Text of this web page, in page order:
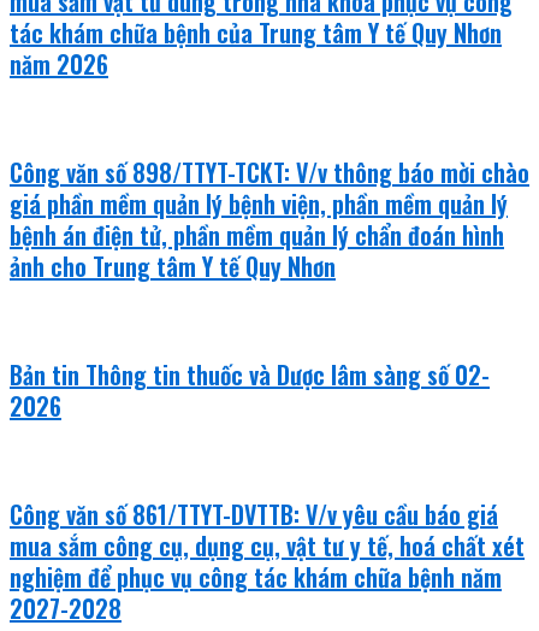
tác khám chữa bệnh của Trung tâm Y tế Quy Nhơn
năm 2026
Công văn số 898/TTYT-TCKT: V/v thông báo mời chào
giá phần mềm quản lý bệnh viện, phần mềm quản lý
bệnh án điện tử, phần mềm quản lý chẩn đoán hình
ảnh cho Trung tâm Y tế Quy Nhơn
Bản tin Thông tin thuốc và Dược lâm sàng số 02-
2026
Công văn số 861/TTYT-DVTTB: V/v yêu cầu báo giá
mua sắm công cụ, dụng cụ, vật tư y tế, hoá chất xét
nghiệm để phục vụ công tác khám chữa bệnh năm
2027-2028